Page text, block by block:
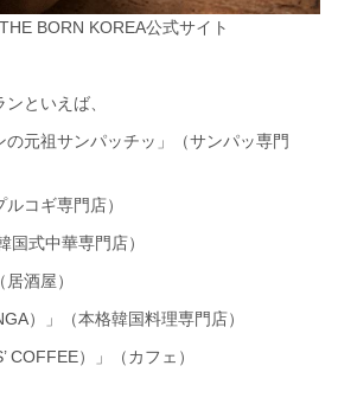
BORN KOREA公式サイト
といえば、
の元祖サンパッチッ」（サンパッ専門
コギ専門店）
国式中華専門店）
酒屋）
）」（本格韓国料理専門店）
COFFEE）」（カフェ）